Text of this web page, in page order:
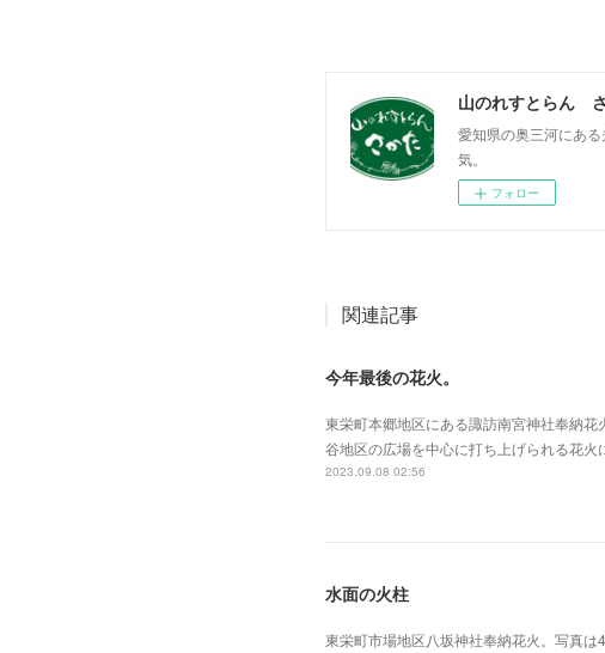
山のれすとらん
愛知県の奥三河にあ
気。
フォロー
関連記事
今年最後の花火。
東栄町本郷地区にある諏訪南宮神社奉納
谷地区の広場を中心に打ち上げられる花
2023.09.08 02:56
水面の火柱
東栄町市場地区八坂神社奉納花火。写真